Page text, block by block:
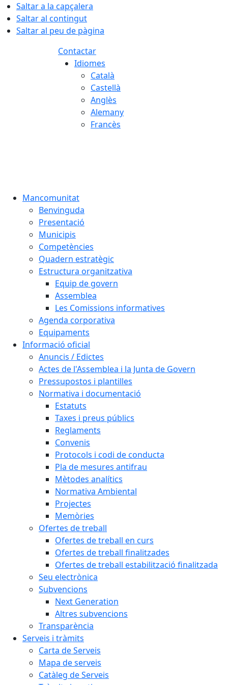
Saltar a la capçalera
Saltar al contingut
Saltar al peu de pàgina
Contactar
Idiomes
Català
Castellà
Anglès
Alemany
Francès
Mancomunitat
Benvinguda
Presentació
Municipis
Competències
Quadern estratègic
Estructura organitzativa
Equip de govern
Assemblea
Les Comissions informatives
Agenda corporativa
Equipaments
Informació oficial
Anuncis / Edictes
Actes de l'Assemblea i la Junta de Govern
Pressupostos i plantilles
Normativa i documentació
Estatuts
Taxes i preus públics
Reglaments
Convenis
Protocols i codi de conducta
Pla de mesures antifrau
Mètodes analítics
Normativa Ambiental
Projectes
Memòries
Ofertes de treball
Ofertes de treball en curs
Ofertes de treball finalitzades
Ofertes de treball estabilització finalitzada
Seu electrònica
Subvencions
Next Generation
Altres subvencions
Transparència
Serveis i tràmits
Carta de Serveis
Mapa de serveis
Catàleg de Serveis